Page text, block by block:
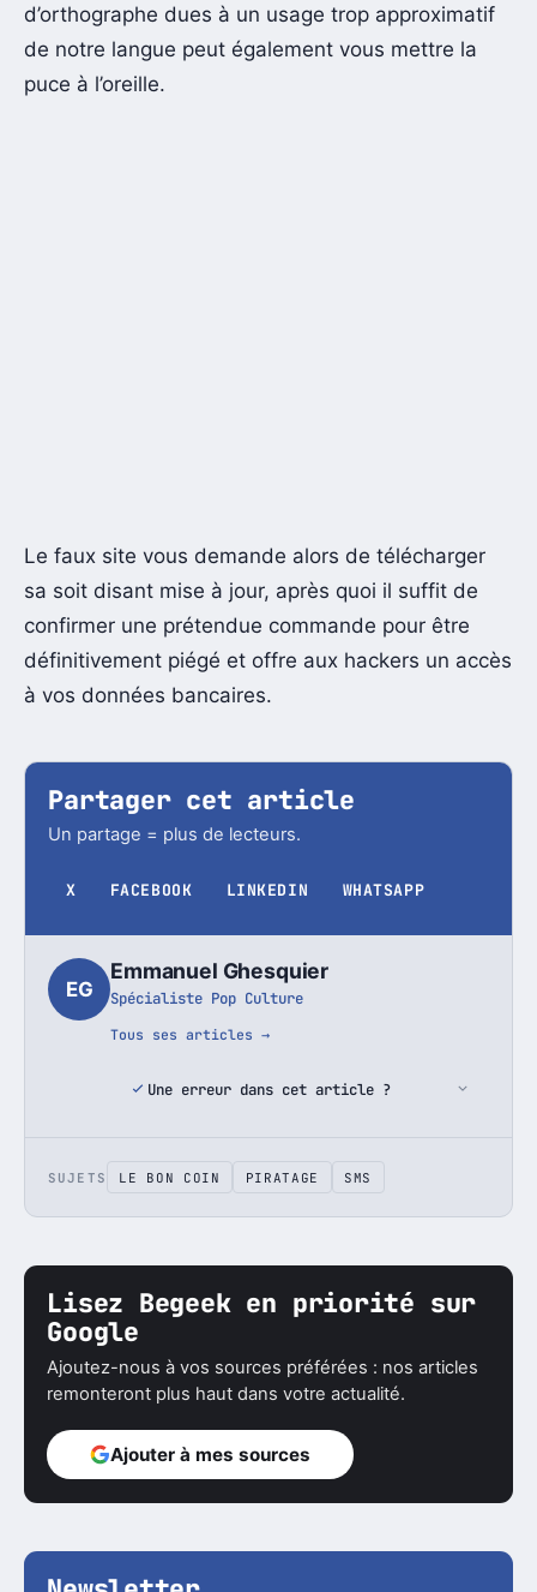
d’orthographe dues à un usage trop approximatif
de notre langue peut également vous mettre la
puce à l’oreille.
Le faux site vous demande alors de télécharger
sa soit disant mise à jour, après quoi il suffit de
confirmer une prétendue commande pour être
définitivement piégé et offre aux hackers un accès
à vos données bancaires.
Partager cet article
Un partage = plus de lecteurs.
X FACEBOOK LINKEDIN WHATSAPP
EG
Emmanuel Ghesquier
Spécialiste Pop Culture
Tous ses articles →
Une erreur dans cet article ?
SUJETS LE BON COIN PIRATAGE SMS
Lisez Begeek en priorité sur
Google
Ajoutez-nous à vos sources préférées : nos articles
remonteront plus haut dans votre actualité.
Ajouter à mes sources